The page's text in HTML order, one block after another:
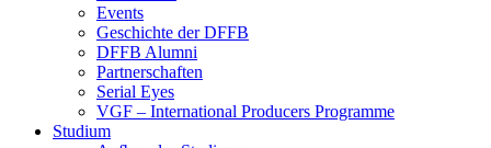
Events
Geschich­te der DFFB
DFFB Alum­ni
Part­ner­schaf­ten
Seri­al Eyes
VGF – Inter­na­tio­nal Pro­du­cers Pro­gram­me
Stu­di­um